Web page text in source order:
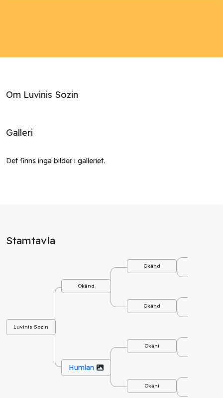
Om Luvinis Sozin
Galleri
Det finns inga bilder i galleriet.
Stamtavla
Luvinis Sozin
Okänd
Okänd
Okänd
Humlan
Okänt
Okänt